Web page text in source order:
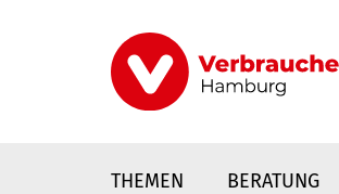
THEMEN BERATUNG